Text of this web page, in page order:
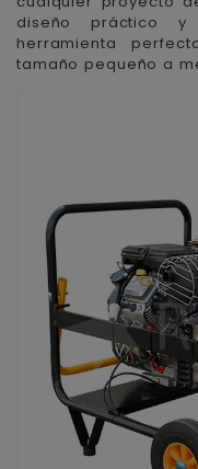
diseño práctico
herramienta
tamaño pequeño a